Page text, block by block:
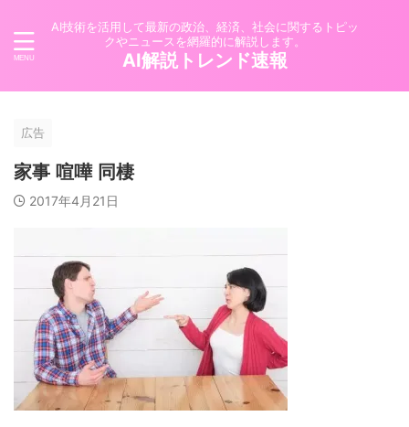
AI技術を活用して最新の政治、経済、社会に関するトピッ
クやニュースを網羅的に解説します。
AI解説トレンド速報
広告
家事 喧嘩 同棲
2017年4月21日